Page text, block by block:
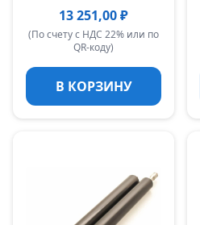
13 251,00 ₽
(По счету с НДС 22% или по
QR-коду)
В КОРЗИНУ